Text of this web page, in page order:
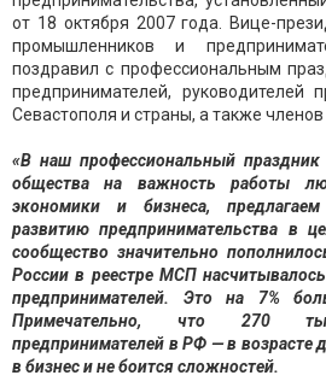
от 18 октября 2007 года. Вице-
промышленников и
поздравил с профессиональным
предпринимателей, руководителей
Севастополя и страны, а также
«В наш профессиональный
общества на важность работы
экономики и бизнеса, предлагаем
развитию предпринимательства в
сообщество значительно
России в реестре МСП
предпринимателей. Это на 7%
Примечательно, что 270
предпринимателей в РФ — в возрасте
в бизнес и не боится сложностей.